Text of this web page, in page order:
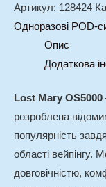
Артикул: 128424
Одноразові POD-
Опис
Додаткова
Lost Mary OS5000
розроблена
популярність
області
довговічністю,